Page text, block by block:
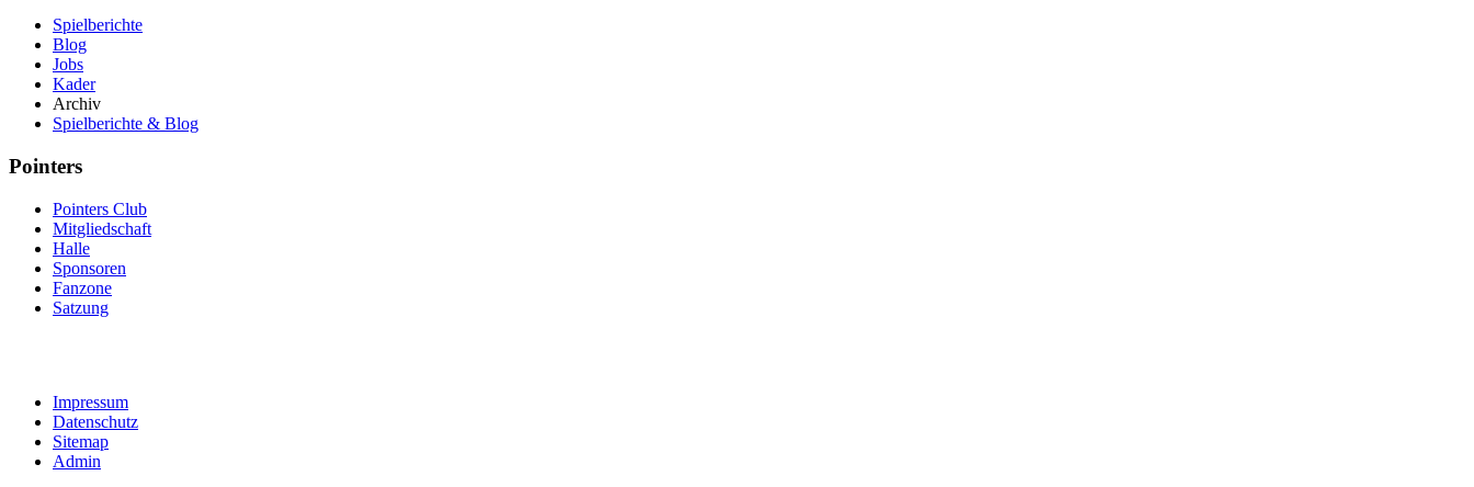
Spielberichte
Blog
Jobs
Kader
Archiv
Spielberichte & Blog
Pointers
Pointers Club
Mitgliedschaft
Halle
Sponsoren
Fanzone
Satzung
Impressum
Datenschutz
Sitemap
Admin